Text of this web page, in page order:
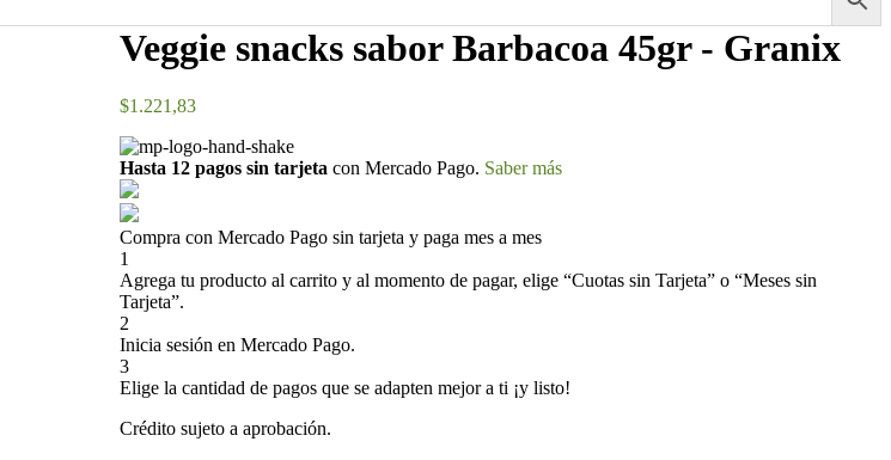
Veggie snacks sabor Barbacoa 45gr - Granix
$1.221,83
Hasta 12 pagos sin tarjeta con Mercado Pago. Saber más
Compra con Mercado Pago sin tarjeta y paga mes a mes
1
Agrega tu producto al carrito y al momento de pagar, elige “Cuotas sin Tarjeta” o “Meses sin
Tarjeta”.
2
Inicia sesión en Mercado Pago.
3
Elige la cantidad de pagos que se adapten mejor a ti ¡y listo!
Crédito sujeto a aprobación.